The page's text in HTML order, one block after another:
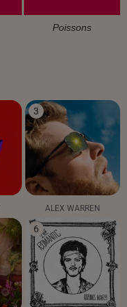
Poissons
3
ALEX WARREN
6